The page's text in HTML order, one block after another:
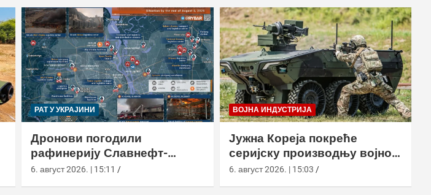
РАТ У УКРАЈИНИ
Дронови погодили
рафинерију Славнефт-
ЈАНОС у Јарослављу
6. август 2026. | 15:11
ВОЈНА ИНДУСТРИЈА
Јужна Кореја покреће
серијску производњу војног
робота Арион-СМЕТ
6. август 2026. | 15:03